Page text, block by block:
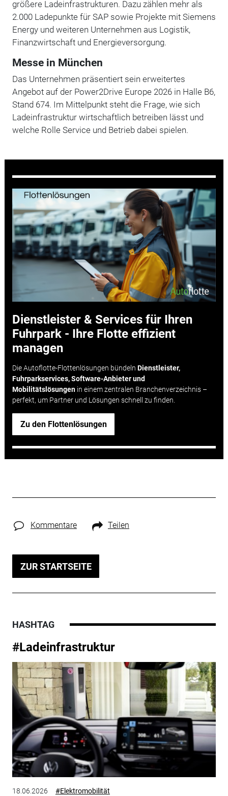
größere Ladeinfrastrukturen. Dazu zählen mehr als
2.000 Ladepunkte für SAP sowie Projekte mit Siemens
Energy und weiteren Unternehmen aus Logistik,
Finanzwirtschaft und Energieversorgung.
Messe in München
Das Unternehmen präsentiert sein erweitertes
Angebot auf der Power2Drive Europe 2026 in Halle B6,
Stand 674. Im Mittelpunkt steht die Frage, wie sich
Ladeinfrastruktur wirtschaftlich betreiben lässt und
welche Rolle Service und Betrieb dabei spielen.
Dienstleister & Services für Ihren
Fuhrpark - Ihre Flotte effizient
managen
Die Autoflotte-Flottenlösungen bündeln Dienstleister,
Fuhrparkservices, Software-Anbieter und
Mobilitätslösungenin einem zentralen Branchenverzeichnis –
perfekt, um Partner und Lösungen schnell zu finden.
Zu den Flottenlösungen
Kommentare Teilen
ZUR STARTSEITE
HASHTAG
#Ladeinfrastruktur
18.06.2026 #Elektromobilität